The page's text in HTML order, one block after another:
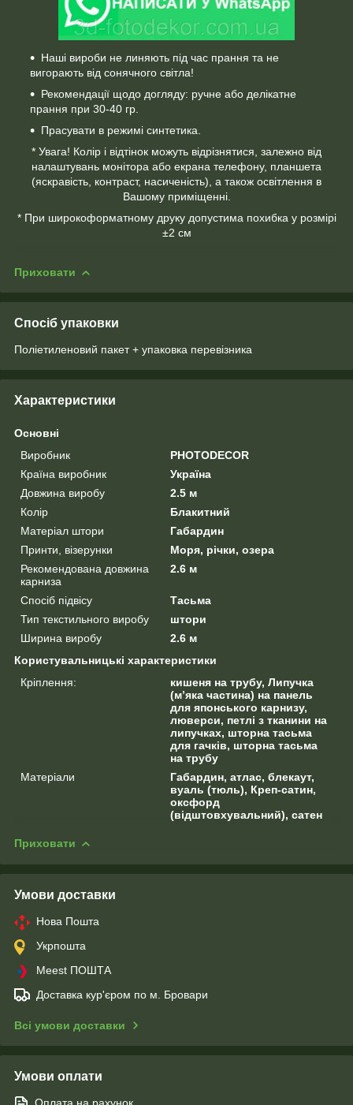
Наші вироби не линяють під час прання та не
вигорають від сонячного світла!
Рекомендації щодо догляду: ручне або делікатне
прання при 30-40 гр.
Прасувати в режимі синтетика.
* Увага! Колір і відтінок можуть відрізнятися, залежно від
налаштувань монітора або екрана телефону, планшета
(яскравість, контраст, насиченість), а також освітлення в
Вашому приміщенні.
* При широкоформатному друку допустима похибка у розмірі
±2 см
Приховати
Спосіб упаковки
Поліетиленовий пакет + упаковка перевізника
Характеристики
Основні
Виробник
PHOTODECOR
Країна виробник
Україна
Довжина виробу
2.5 м
Колір
Блакитний
Матеріал штори
Габардин
Принти, візерунки
Моря, річки, озера
Рекомендована довжина
карниза
2.6 м
Спосіб підвісу
Тасьма
Тип текстильного виробу
штори
Ширина виробу
2.6 м
Користувальницькі характеристики
Кріплення:
кишеня на трубу, Липучка
(м’яка частина) на панель
для японського карнизу,
люверси, петлі з тканини на
липучках, шторна тасьма
для гачків, шторна тасьма
на трубу
Матеріали
Габардин, атлас, блекаут,
вуаль (тюль), Креп-сатин,
оксфорд
(відштовхувальний), сатен
Приховати
Умови доставки
Нова Пошта
Укрпошта
Meest ПОШТА
Доставка кур'єром по м. Бровари
Всі умови доставки
Умови оплати